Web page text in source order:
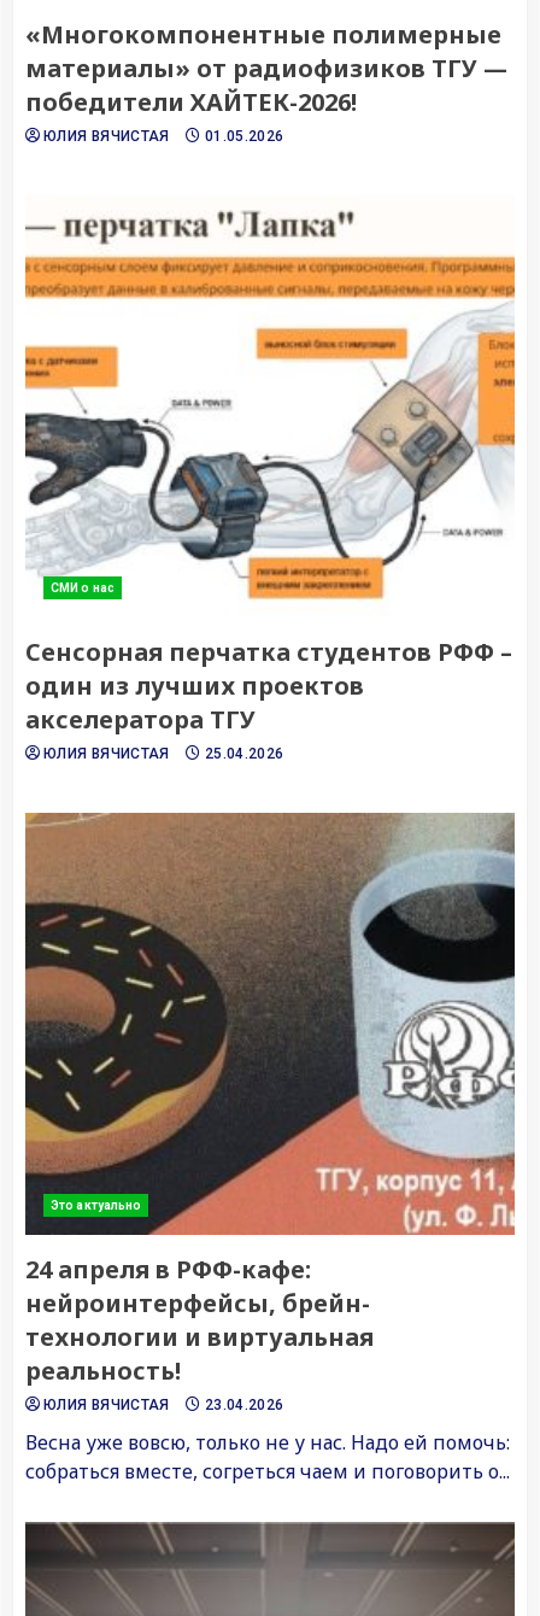
«Многокомпонентные полимерные
материалы» от радиофизиков ТГУ —
победители ХАЙТЕК-2026!
ЮЛИЯ ВЯЧИСТАЯ 01.05.2026
СМИ о нас
Сенсорная перчатка студентов РФФ –
один из лучших проектов
акселератора ТГУ
ЮЛИЯ ВЯЧИСТАЯ 25.04.2026
Это актуально
24 апреля в РФФ-кафе:
нейроинтерфейсы, брейн-
технологии и виртуальная
реальность!
ЮЛИЯ ВЯЧИСТАЯ 23.04.2026
Весна уже вовсю, только не у нас. Надо ей помочь:
собраться вместе, согреться чаем и поговорить о...